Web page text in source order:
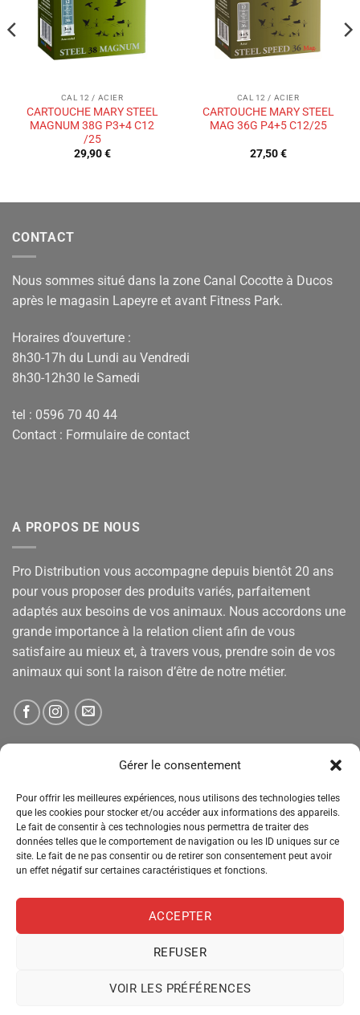
Gérer le consentement
Pour offrir les meilleures expériences, nous utilisons des technologies telles
que les cookies pour stocker et/ou accéder aux informations des appareils.
Le fait de consentir à ces technologies nous permettra de traiter des
données telles que le comportement de navigation ou les ID uniques sur ce
site. Le fait de ne pas consentir ou de retirer son consentement peut avoir
un effet négatif sur certaines caractéristiques et fonctions.
ACCEPTER
REFUSER
VOIR LES PRÉFÉRENCES
CAL 12 / ACIER
CARTOUCHE MARY STEEL
MAGNUM 38G P3+4 C12
/25
29,90€
CAL 12 / ACIER
CARTOUCHE MARY STEEL
MAG 36G P4+5 C12/25
27,50€
CONTACT
Nous sommes situé dans la zone Canal Cocotte à Ducos
après le magasin Lapeyre et avant Fitness Park.
Horaires d’ouverture :
8h30-17h du Lundi au Vendredi
8h30-12h30 le Samedi
tel : 0596 70 40 44
Contact : Formulaire de contact
A PROPOS DE NOUS
Pro Distribution vous accompagne depuis bientôt 20 ans
pour vous proposer des produits variés, parfaitement
adaptés aux besoins de vos animaux. Nous accordons une
grande importance à la relation client afin de vous
satisfaire au mieux et, à travers vous, prendre soin de vos
animaux qui sont la raison d’être de notre métier.
Tenez-vous informé des nouveautés, des offres spéciales
et des remises.